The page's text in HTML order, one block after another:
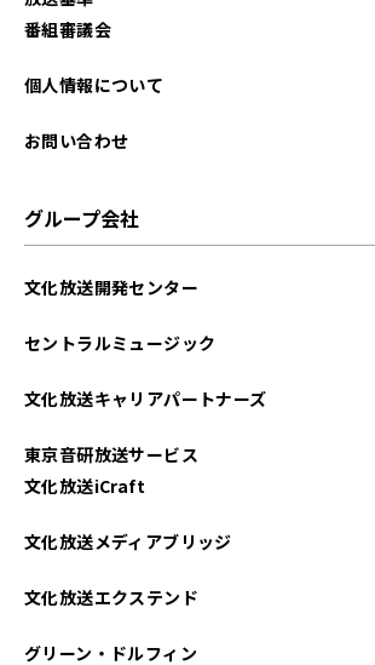
番組審議会
個人情報について
お問い合わせ
グループ会社
文化放送開発センター
セントラルミュージック
文化放送キャリアパートナーズ
東京音研放送サービス
文化放送iCraft
文化放送メディアブリッジ
文化放送エクステンド
グリーン・ドルフィン